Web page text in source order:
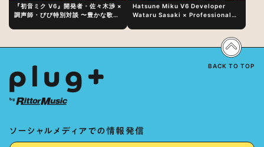
『初音ミク V6』開発者・佐々木渉 ×
調声師・びび特別対談 〜豊かな歌声
Hatsune Miku V6 Developer
Wataru Sasaki × Professional
Vocal Expression Lies in “Love
for the singing characters” and
ソーシャルメディアでの情報発信
BACK TO TOP